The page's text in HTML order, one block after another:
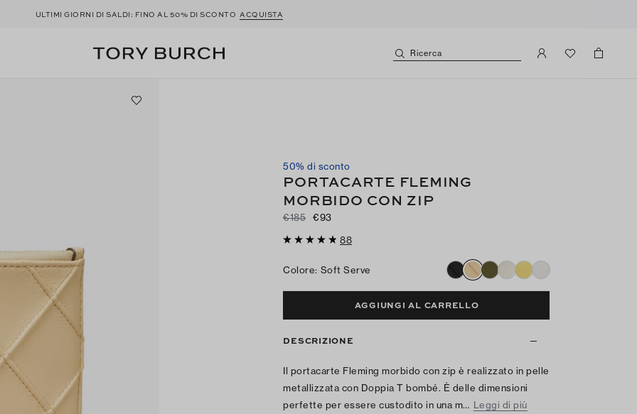
ULTIMI GIORNI DI SALDI: FINO AL 50% DI SCONTO ACQUISTA
Ricerca
50% di sconto
PORTACARTE FLEMING
MORBIDO CON ZIP
€185
€93
88
Colore: Soft Serve
AGGIUNGI AL CARRELLO
DESCRIZIONE
Il portacarte Fleming morbido con zip è realizzato in pelle
metallizzata con Doppia T bombé. È delle dimensioni
perfette per essere custodito in una m… Leggi di più